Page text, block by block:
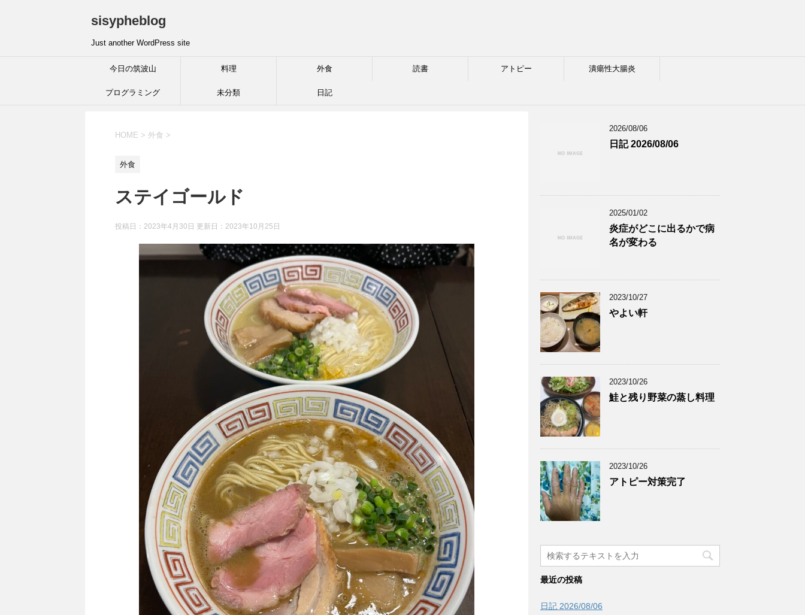
sisypheblog
Just another WordPress site
今日の筑波山 料理 外食 読書 アトピー 潰瘍性大腸炎
プログラミング 未分類 日記
HOME > 外食 >
外食
ステイゴールド
投稿日：2023年4月30日 更新日： 2023年10月25日
2026/08/06
日記 2026/08/06
2025/01/02
炎症がどこに出るかで病
名が変わる
2023/10/27
やよい軒
2023/10/26
鮭と残り野菜の蒸し料理
2023/10/26
アトピー対策完了
最近の投稿
日記 2026/08/06